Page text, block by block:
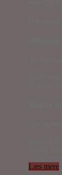
Læs mere